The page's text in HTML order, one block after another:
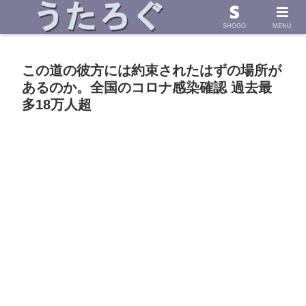
浜田省吾さんの「うた」に導かれて したためた物語
この道の彼方には約束されたはずの場所が
あるのか。全国のコロナ感染確認 過去最
多18万人超
SHOGO MENU